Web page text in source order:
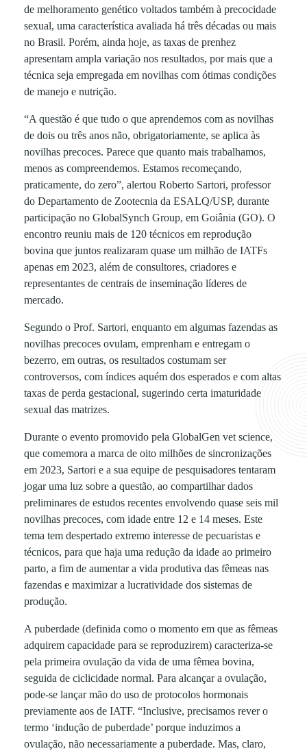
u
s
c
a
r
e
s
p
o
s
t
a
s
s
o
b
r
e
f
a
de melhoramento genético voltados também à precocidade
sexual, uma característica avaliada há três décadas ou mais
no Brasil. Porém, ainda hoje, as taxas de prenhez
apresentam ampla variação nos resultados, por mais que a
técnica seja empregada em novilhas com ótimas condições
de manejo e nutrição.
“A questão é que tudo o que aprendemos com as novilhas
de dois ou três anos não, obrigatoriamente, se aplica às
novilhas precoces. Parece que quanto mais trabalhamos,
menos as compreendemos. Estamos recomeçando,
praticamente, do zero”, alertou Roberto Sartori, professor
do Departamento de Zootecnia da ESALQ/USP, durante
participação no GlobalSynch Group, em Goiânia (GO). O
encontro reuniu mais de 120 técnicos em reprodução
bovina que juntos realizaram quase um milhão de IATFs
apenas em 2023, além de consultores, criadores e
representantes de centrais de inseminação líderes de
mercado.
Segundo o Prof. Sartori, enquanto em algumas fazendas as
novilhas precoces ovulam, emprenham e entregam o
bezerro, em outras, os resultados costumam ser
controversos, com índices aquém dos esperados e com altas
taxas de perda gestacional, sugerindo certa imaturidade
sexual das matrizes.
Durante o evento promovido pela GlobalGen vet science,
que comemora a marca de oito milhões de sincronizações
em 2023, Sartori e a sua equipe de pesquisadores tentaram
jogar uma luz sobre a questão, ao compartilhar dados
preliminares de estudos recentes envolvendo quase seis mil
novilhas precoces, com idade entre 12 e 14 meses. Este
tema tem despertado extremo interesse de pecuaristas e
técnicos, para que haja uma redução da idade ao primeiro
parto, a fim de aumentar a vida produtiva das fêmeas nas
fazendas e maximizar a lucratividade dos sistemas de
produção.
A puberdade (definida como o momento em que as fêmeas
adquirem capacidade para se reproduzirem) caracteriza-se
pela primeira ovulação da vida de uma fêmea bovina,
seguida de ciclicidade normal. Para alcançar a ovulação,
pode-se lançar mão do uso de protocolos hormonais
previamente aos de IATF. “Inclusive, precisamos rever o
termo ‘indução de puberdade’ porque induzimos a
ovulação, não necessariamente a puberdade. Mas, claro,